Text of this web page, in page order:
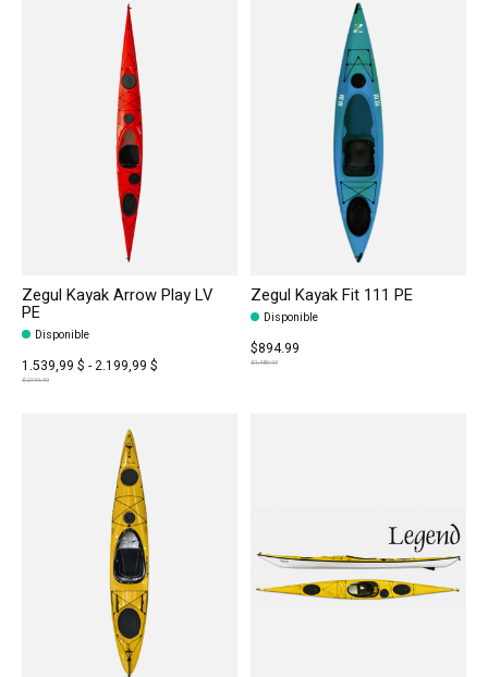
Zegul Kayak Arrow Play LV
PE
Disponible
1.539,99 $ - 2.199,99 $
$2,199.99
Zegul Kayak Fit 111 PE
Disponible
$894.99
$1,489.99